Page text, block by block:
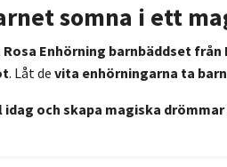
somna i ett
Enhörning barnbäddset från
. Låt de vita enhörningarna ta
idag och skapa magiska